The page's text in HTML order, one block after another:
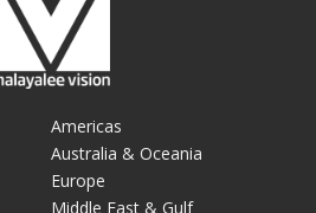
Americas
Australia & Oceania
Europe
Middle East & Gulf